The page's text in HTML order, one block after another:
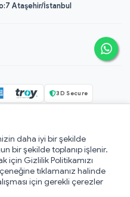
Ataşehir/İstanbul
3D Secure
ile birlikte ile hazırlandı.
Sözleşmesi
Koşulları
Politikası
daha iyi bir şekilde
bir şekilde toplanıp işlenir.
için Gizlilik Politikamızı
tıklamanız halinde
için gerekli çerezler